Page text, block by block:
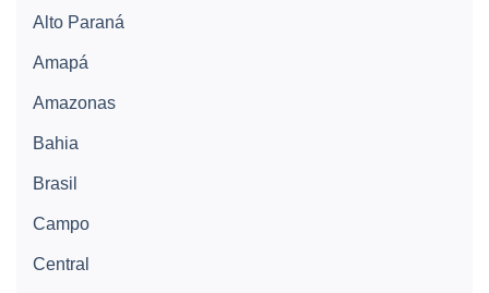
Alto Paraná
Amapá
Amazonas
Bahia
Brasil
Campo
Central